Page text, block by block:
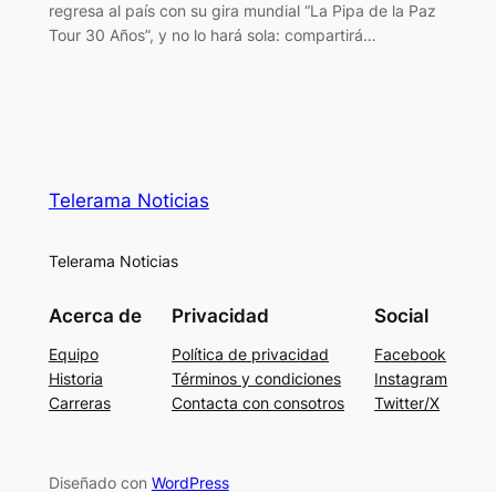
regresa al país con su gira mundial “La Pipa de la Paz
Tour 30 Años”, y no lo hará sola: compartirá…
Telerama Noticias
Telerama Noticias
Acerca de
Equipo
Historia
Carreras
Privacidad
Política de privacidad
Términos y condiciones
Contacta con consotros
Social
Facebook
Instagram
Twitter/X
Diseñado con WordPress